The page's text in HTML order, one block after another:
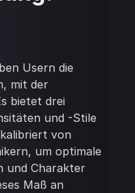
Usern die
mit der
bietet drei
und -Stile
von
um optimale
und Charakter
Maß an